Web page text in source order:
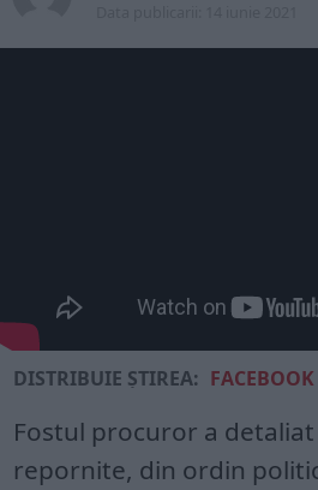
DISTRIBUIE ȘTIREA: FACEBOOK
Fostul procuror a
repornite, din ordin